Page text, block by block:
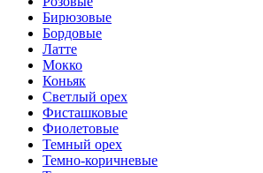
Бирюзовые
Бордовые
Латте
Мокко
Коньяк
Светлый орех
Фисташковые
Фиолетовые
Темный орех
Темно-коричневые